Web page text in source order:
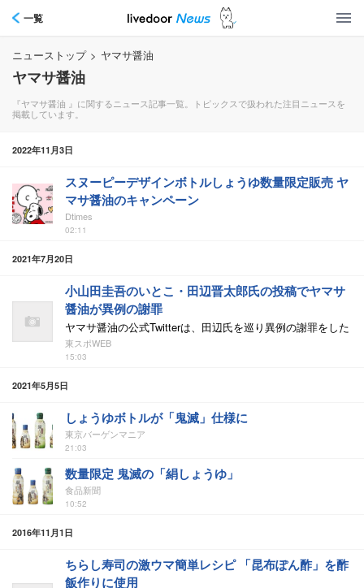
一覧
ニューストップ > ヤマサ醤油
ヤマサ醤油
『ヤマサ醤油 』に関するニュース記事一覧。トピックスで扱われた注目ニュースを
掲載しています。
2022年11月3日
スヌーピーデザインボトルしょうゆ数量限定販売 ヤ
マサ醤油のキャンペーン
Dtimes
02:11
2021年7月20日
小山田圭吾のいとこ・田辺晋太郎氏の投稿でヤマサ
醤油が異例の謝罪
ヤマサ醤油の公式Twitterは、田辺氏を巡り異例の謝罪をした
東スポWEB
15:03
2021年5月5日
しょうゆボトルが「鬼滅」仕様に
東京バーゲンマニア
21:03
数量限定 鬼滅の「絹しょうゆ」
食品新聞
10:52
2016年11月1日
ちらし寿司の激ウマ簡単レシピ 「昆布ぽん酢」を酢
飯作りに使用